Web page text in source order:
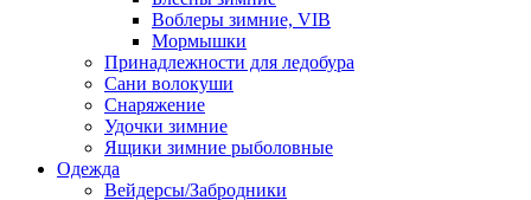
Воблеры зимние, VIB
Мормышки
Принадлежности для ледобура
Сани волокуши
Снаряжение
Удочки зимние
Ящики зимние рыболовные
Одежда
Вейдерсы/Забродники